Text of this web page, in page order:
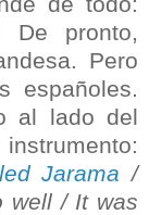
De pronto,
Pero
españoles.
al lado del
Jarama /
well / It was